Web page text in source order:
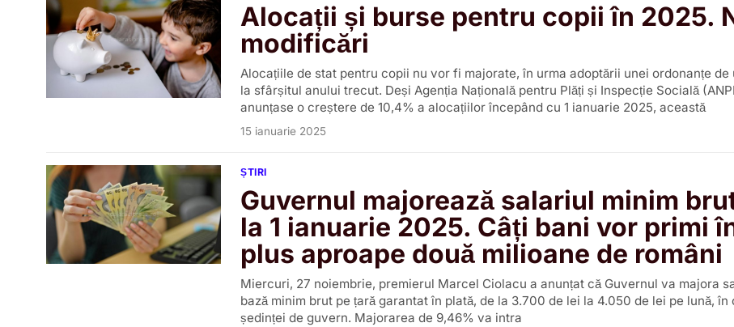
Alocații și burse pentru copii în 2025.
modificări
Alocațiile de stat pentru copii nu vor fi majorate, în urma adoptării unei ordonanțe de
la sfârșitul anului trecut. Deși Agenția Națională pentru Plăți și Inspecție Socială
anunțase o creștere de 10,4% a alocațiilor începând cu 1 ianuarie 2025, această
15 ianuarie 2025
ȘTIRI
Guvernul majorează salariul minim
la 1 ianuarie 2025. Câți bani vor primi
plus aproape două milioane de români
Miercuri, 27 noiembrie, premierul Marcel Ciolacu a anunțat că Guvernul va majora
bază minim brut pe țară garantat în plată, de la 3.700 de lei la 4.050 de lei pe lună, în
ședinței de guvern. Majorarea de 9,46% va intra